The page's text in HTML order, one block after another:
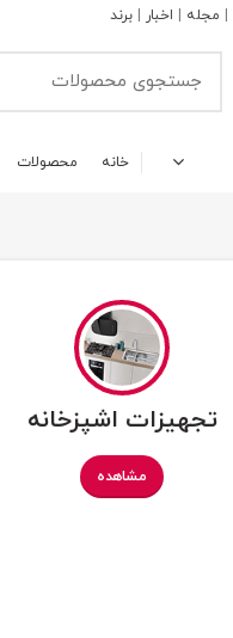
مجله اخبار برند
خانه محصولات
تجهیزات اشپزخانه
مشاهده